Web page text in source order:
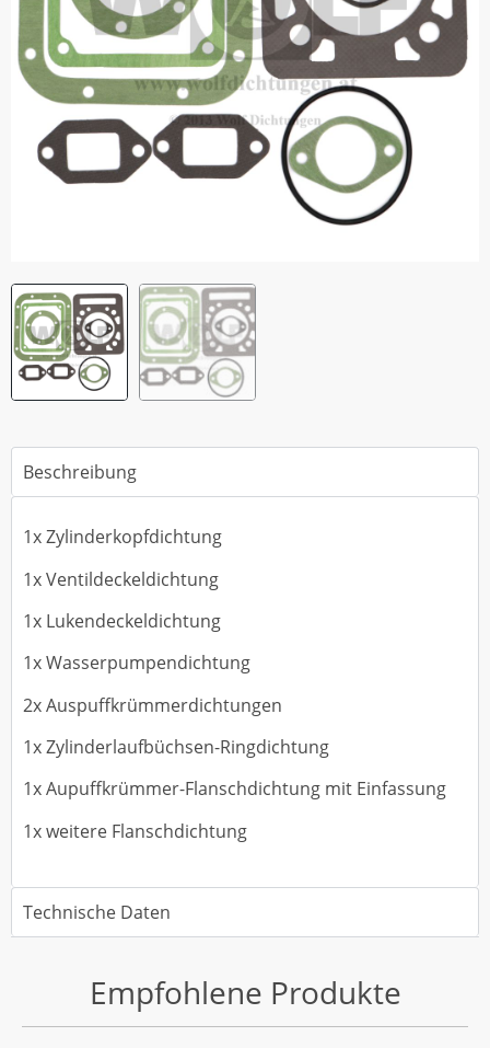
Beschreibung
1x Zylinderkopfdichtung
1x Ventildeckeldichtung
1x Lukendeckeldichtung
1x Wasserpumpendichtung
2x Auspuffkrümmerdichtungen
1x Zylinderlaufbüchsen-Ringdichtung
1x Aupuffkrümmer-Flanschdichtung mit Einfassung
1x weitere Flanschdichtung
Technische Daten
Empfohlene Produkte